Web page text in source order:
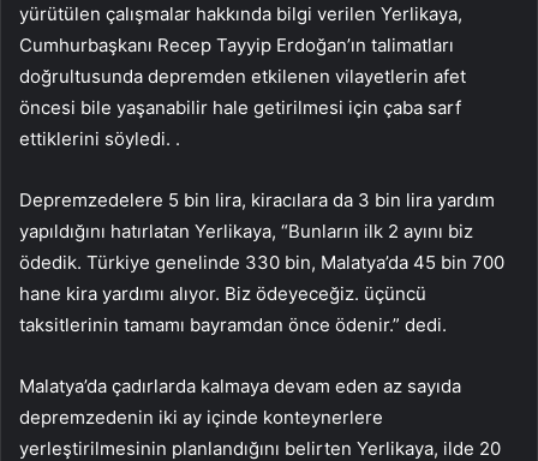
yürütülen çalışmalar hakkında bilgi verilen Yerlikaya,
Cumhurbaşkanı Recep Tayyip Erdoğan’ın talimatları
doğrultusunda depremden etkilenen vilayetlerin afet
öncesi bile yaşanabilir hale getirilmesi için çaba sarf
ettiklerini söyledi. .
Depremzedelere 5 bin lira, kiracılara da 3 bin lira yardım
yapıldığını hatırlatan Yerlikaya, “Bunların ilk 2 ayını biz
ödedik. Türkiye genelinde 330 bin, Malatya’da 45 bin 700
hane kira yardımı alıyor. Biz ödeyeceğiz. üçüncü
taksitlerinin tamamı bayramdan önce ödenir.” dedi.
Malatya’da çadırlarda kalmaya devam eden az sayıda
depremzedenin iki ay içinde konteynerlere
yerleştirilmesinin planlandığını belirten Yerlikaya, ilde 20